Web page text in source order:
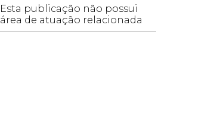
Esta publicação não possui
área de atuação relacionada